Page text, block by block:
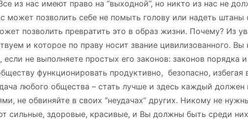
из нас имеют право на “выходной”, но никто из нас не
может позволить себе не помыть голову или надеть штаны
позволить превратить это в образ жизни. Почему? Из
и которое по праву носит звание цивилизованного. Вы
если не выполняете простых его законов: законов порядка
функционировать продуктивно, безопасно, избегая
любого общества – стать лучше и здесь каждый должен
не обвиняйте в своих “неудачах” других. Никому не
сильные, здоровые, красивые, и Вы должны быть среди